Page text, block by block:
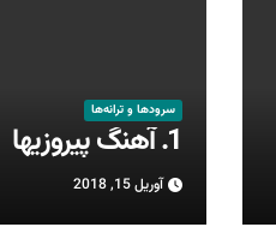
سرودها و ترانه‌ها
1. آهنگ پیروزیها
آوریل 15, 2018